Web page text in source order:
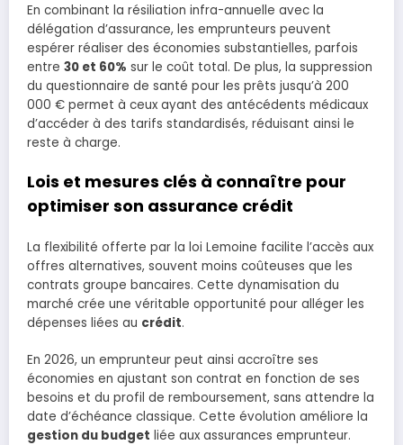
En combinant la résiliation infra-annuelle avec la
délégation d’assurance, les emprunteurs peuvent
espérer réaliser des économies substantielles, parfois
entre 30 et 60% sur le coût total. De plus, la suppression
du questionnaire de santé pour les prêts jusqu’à 200
000 € permet à ceux ayant des antécédents médicaux
d’accéder à des tarifs standardisés, réduisant ainsi le
reste à charge.
Lois et mesures clés à connaître pour
optimiser son assurance crédit
La flexibilité offerte par la loi Lemoine facilite l’accès aux
offres alternatives, souvent moins coûteuses que les
contrats groupe bancaires. Cette dynamisation du
marché crée une véritable opportunité pour alléger les
dépenses liées au crédit.
En 2026, un emprunteur peut ainsi accroître ses
économies en ajustant son contrat en fonction de ses
besoins et du profil de remboursement, sans attendre la
date d’échéance classique. Cette évolution améliore la
gestion du budget liée aux assurances emprunteur.